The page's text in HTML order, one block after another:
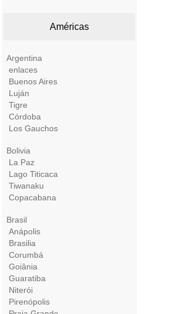
Américas
Argentina
enlaces
Buenos Aires
Luján
Tigre
Córdoba
Los Gauchos
Bolivia
La Paz
Lago Titicaca
Tiwanaku
Copacabana
Brasil
Anápolis
Brasilia
Corumbá
Goiânia
Guaratiba
Niterói
Pirenópolis